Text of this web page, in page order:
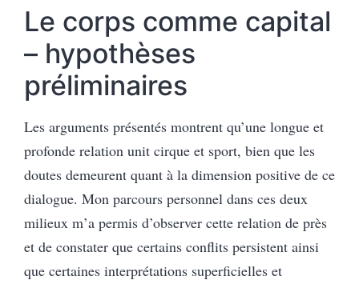
Le corps comme capital
– hypothèses
préliminaires
Les arguments présentés montrent qu’une longue et
profonde relation unit cirque et sport, bien que les
doutes demeurent quant à la dimension positive de ce
dialogue. Mon parcours personnel dans ces deux
milieux m’a permis d’observer cette relation de près
et de constater que certains conflits persistent ainsi
que certaines interprétations superficielles et